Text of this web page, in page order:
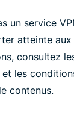
un service
atteinte
consultez
et les
contenus.